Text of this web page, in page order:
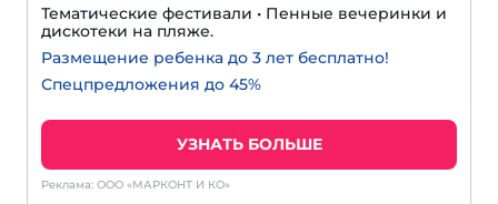
Тематические фестивали • Пенные вечеринки и
дискотеки на пляже.
Размещение ребенка до 3 лет бесплатно!
Спецпредложения до 45%
УЗНАТЬ БОЛЬШЕ
Реклама: ООО «МАРКОНТ И КО»